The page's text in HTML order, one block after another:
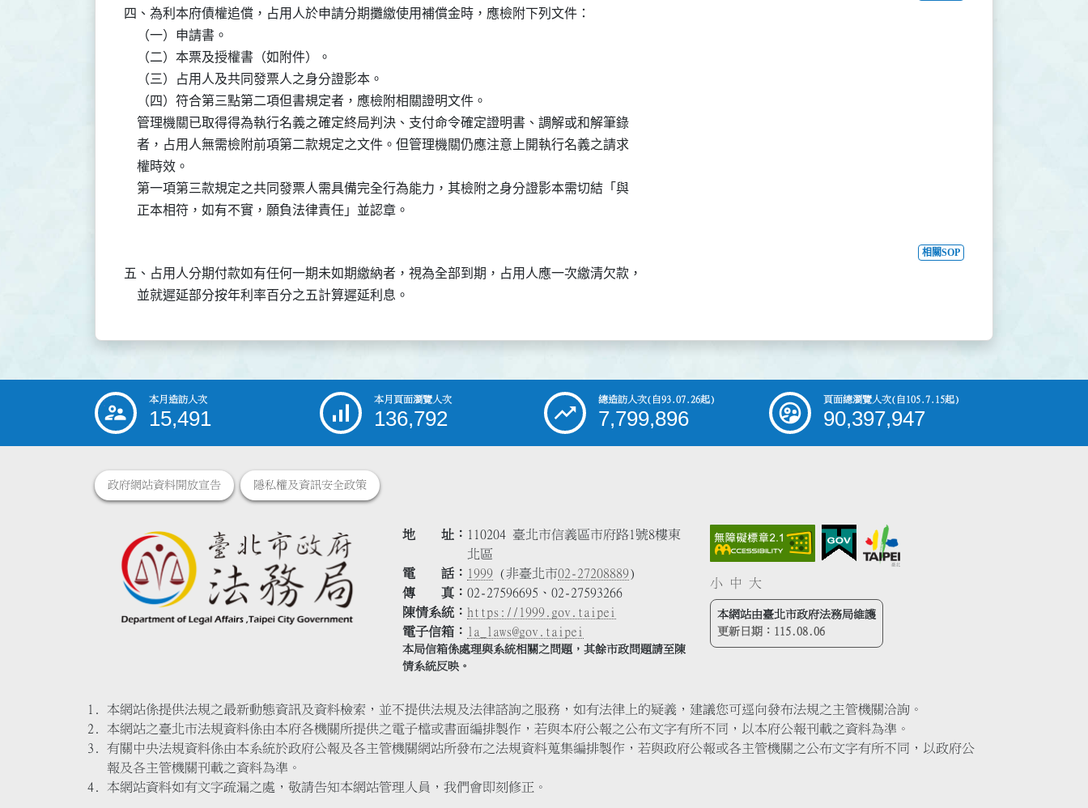
四、為利本府債權追償，占用人於申請分期攤繳使用補償金時，應檢附下列文件：
    （一）申請書。
    （二）本票及授權書（如附件）。
    （三）占用人及共同發票人之身分證影本。
    （四）符合第三點第二項但書規定者，應檢附相關證明文件。
    管理機關已取得得為執行名義之確定終局判決、支付命令確定證明書、調解或和解筆錄
    者，占用人無需檢附前項第二款規定之文件。但管理機關仍應注意上開執行名義之請求
    權時效。
    第一項第三款規定之共同發票人需具備完全行為能力，其檢附之身分證影本需切結「與
五、占用人分期付款如有任何一期未如期繳納者，視為全部到期，占用人應一次繳清欠款，
相關SOP
::: 本月造訪人次
15,491
本月頁面瀏覽人次
136,792
總造訪人次(自93.07.26起)
7,799,896
頁面總瀏覽人次(自105.7.15起)
90,397,947
政府網站資料開放宣告 隱私權及資訊安全政策
地 址
110204 臺北市信義區市府路1號8樓東
北區
電 話
1999 (非臺北市02-27208889)
傳 真
02-27596695、02-27593266
陳情系統
https://1999.gov.taipei
電子信箱
la_laws@gov.taipei
本局信箱係處理與系統相關之問題，其餘市政問題請至陳
情系統反映。
小 中 大
本網站由臺北市政府法務局維護
更新日期： 115.08.06
本網站係提供法規之最新動態資訊及資料檢索，並不提供法規及法律諮詢之服務，如有法律上的疑義，建議您可逕向發布法規之主管機關洽詢。
本網站之臺北市法規資料係由本府各機關所提供之電子檔或書面編排製作，若與本府公報之公布文字有所不同，以本府公報刊載之資料為準。
有關中央法規資料係由本系統於政府公報及各主管機關網站所發布之法規資料蒐集編排製作，若與政府公報或各主管機關之公布文字有所不同，以政府公
報及各主管機關刊載之資料為準。
本網站資料如有文字疏漏之處，敬請告知本網站管理人員，我們會即刻修正。